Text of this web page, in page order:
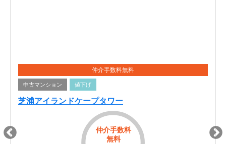
仲介手数料無料
中古マンション 値下げ
芝浦アイランドケープタワー
仲介手数料
無料